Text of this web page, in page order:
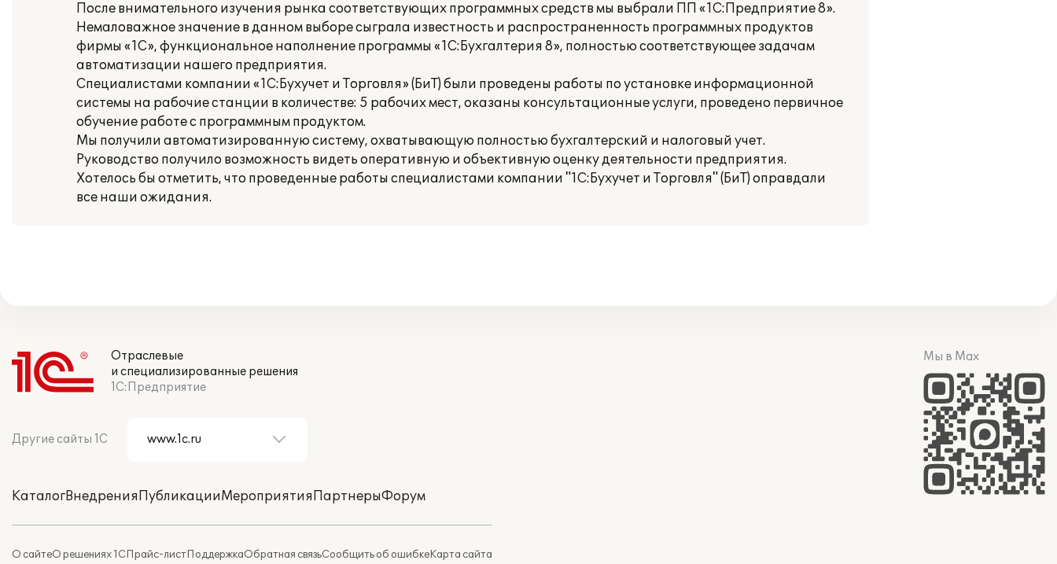
После внимательного изучения рынка соответствующих программных средств мы выбрали ПП «1С:Предприятие 8».
Немаловажное значение в данном выборе сыграла известность и распространенность программных продуктов
фирмы «1С», функциональное наполнение программы «1С:Бухгалтерия 8», полностью соответствующее задачам
автоматизации нашего предприятия.
Специалистами компании «1С:Бухучет и Торговля» (БиТ) были проведены работы по установке информационной
системы на рабочие станции в количестве: 5 рабочих мест, оказаны консультационные услуги, проведено первичное
обучение работе с программным продуктом.
Мы получили автоматизированную систему, охватывающую полностью бухгалтерский и налоговый учет.
Руководство получило возможность видеть оперативную и объективную оценку деятельности предприятия.
Хотелось бы отметить, что проведенные работы специалистами компании "1С:Бухучет и Торговля" (БиТ) оправдали
все наши ожидания.
Отраслевые
и специализированные решения
1С:Предприятие
Другие сайты 1С
КаталогВнедренияПубликацииМероприятияПартнерыФорум
О сайтеО решениях 1СПрайс-листПоддержкаОбратная связьСообщить об ошибкеКарта сайта
Мы в Max